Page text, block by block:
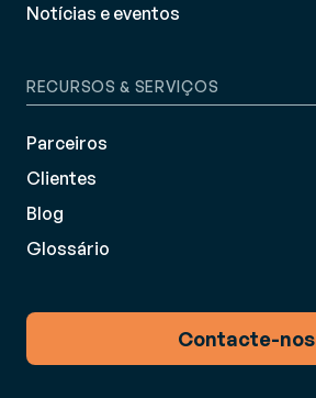
Notícias e eventos
RECURSOS & SERVIÇOS
Parceiros
Clientes
Blog
Glossário
Contacte-nos